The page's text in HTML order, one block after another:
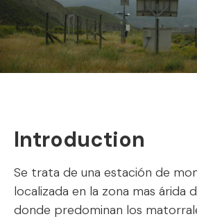
Introduction
Se trata de una estación de
localizada en la zona mas árida
donde predominan los